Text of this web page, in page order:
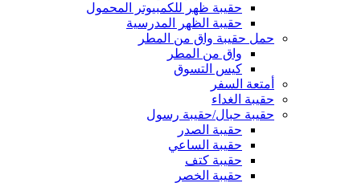
حقيبة ظهر للكمبيوتر المحمول
حقيبة الظهر المدرسية
حمل حقيبة واق من المطر
واق من المطر
كيس التسوق
أمتعة السفر
حقيبة الغداء
حقيبة حبال/حقيبة رسول
حقيبة الصدر
حقيبة الساعي
حقيبة كتف
حقيبة الخصر